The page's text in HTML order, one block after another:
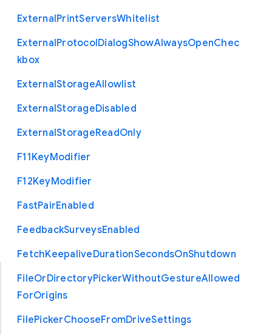
ExternalPrintServersWhitelist
ExternalProtocolDialogShowAlwaysOpenChec
kbox
ExternalStorageAllowlist
ExternalStorageDisabled
ExternalStorageReadOnly
F11KeyModifier
F12KeyModifier
FastPairEnabled
FeedbackSurveysEnabled
FetchKeepaliveDurationSecondsOnShutdown
FileOrDirectoryPickerWithoutGestureAllowed
ForOrigins
FilePickerChooseFromDriveSettings